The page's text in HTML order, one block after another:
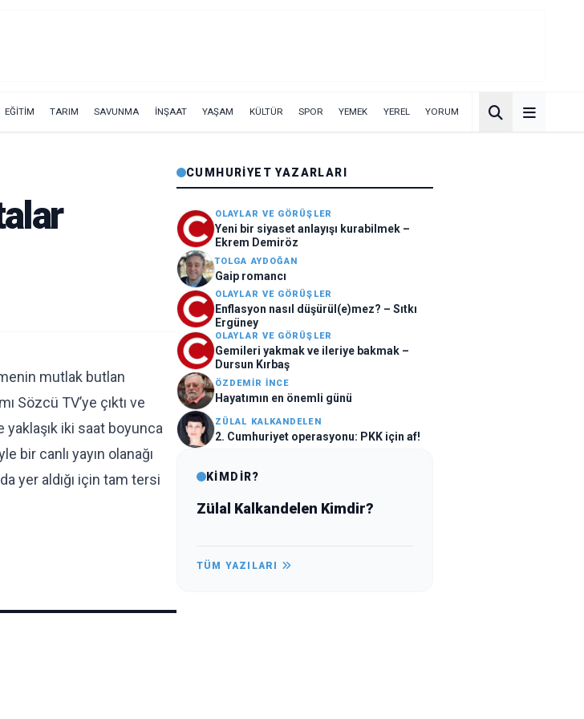
EĞİTİM TARIM SAVUNMA İNŞAAT YAŞAM KÜLTÜR SPOR YEMEK YEREL YORUM
mutlak butlan
Sözcü TV’ye çıktı ve
iki saat boyunca
bir canlı yayın olanağı
yer aldığı için tam tersi
CUMHURIYET YAZARLARI
OLAYLAR VE GÖRÜŞLER
Yeni bir siyaset anlayışı kurabilmek –
Ekrem Demiröz
TOLGA AYDOĞAN
Gaip romancı
OLAYLAR VE GÖRÜŞLER
Enflasyon nasıl düşürül(e)mez? – Sıtkı
Ergüney
OLAYLAR VE GÖRÜŞLER
Gemileri yakmak ve ileriye bakmak –
Dursun Kırbaş
ÖZDEMIR İNCE
Hayatımın en önemli günü
ZÜLAL KALKANDELEN
2. Cumhuriyet operasyonu: PKK için af!
KİMDİR?
Zülal Kalkandelen Kimdir?
TÜM YAZILARI